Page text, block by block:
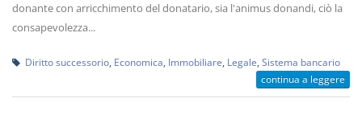
donante con arricchimento del donatario, sia l'animus donandi, ciò la
consapevolezza...
Diritto successorio Economica Immobiliare Legale Sistema bancario
continua a leggere